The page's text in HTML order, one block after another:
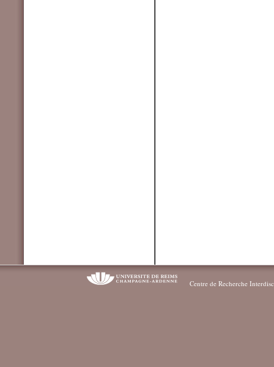
Centre de Recherche